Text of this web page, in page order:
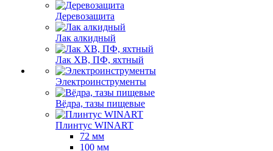
Деревозащита
Лак алкидный
Лак ХВ, ПФ, яхтный
Электроинструменты
Вёдра, тазы пищевые
Плинтус WINART
72 мм
100 мм